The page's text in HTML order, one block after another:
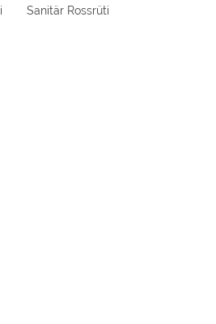
Sanitär Rossrüti